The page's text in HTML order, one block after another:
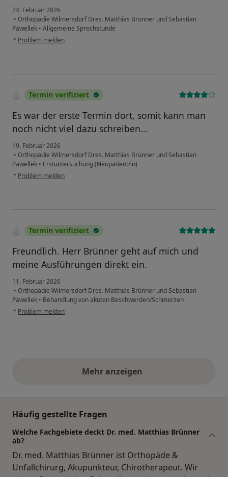
24. Februar 2026
• Orthopädie Wilmersdorf Dres. Matthias Brünner und Sebastian
Pawellek • Allgemeine Sprechstunde
• Problem melden
Termin verifiziert
Es war der erste Termin dort, somit kann man
noch nicht viel dazu schreiben...
19. Februar 2026
• Orthopädie Wilmersdorf Dres. Matthias Brünner und Sebastian
Pawellek • Erstuntersuchung (Neupatient/in)
• Problem melden
Termin verifiziert
Freundlich. Herr Brünner geht auf mich und
meine Ausführungen direkt ein.
11. Februar 2026
• Orthopädie Wilmersdorf Dres. Matthias Brünner und Sebastian
Pawellek • Behandlung von akuten Beschwerden/Schmerzen
• Problem melden
Mehr anzeigenobige Stellungnahmen
Häufig gestellte Fragen
Welche Fachgebiete deckt Dr. med. Matthias Brünner
ab?
Dr. med. Matthias Brünner ist Orthopäde &
Unfallchirurg, Akupunkteur, Chirotherapeut. Wir